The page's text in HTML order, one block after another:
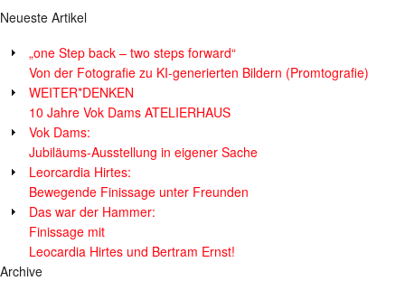
Neueste Artikel
„one Step back – two steps forward“
Von der Fotografie zu KI-generierten Bildern (Promtografie)
WEITER*DENKEN
10 Jahre Vok Dams ATELIERHAUS
Vok Dams:
Jubiläums-Ausstellung in eigener Sache
Leorcardia Hirtes:
Bewegende Finissage unter Freunden
Das war der Hammer:
Finissage mit
Leocardia Hirtes und Bertram Ernst!
Archive